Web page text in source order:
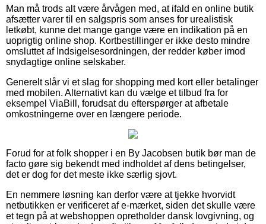
Man må trods alt være årvågen med, at ifald en online butik
afsætter varer til en salgspris som anses for urealistisk
letkøbt, kunne det mange gange være en indikation på en
uoprigtig online shop. Kortbestillinger er ikke desto mindre
omsluttet af Indsigelsesordningen, der redder køber imod
snydagtige online selskaber.
Generelt slår vi et slag for shopping med kort eller betalinger
med mobilen. Alternativt kan du vælge et tilbud fra for
eksempel ViaBill, forudsat du efterspørger at afbetale
omkostningerne over en længere periode.
Forud for at folk shopper i en By Jacobsen butik bør man de
facto gøre sig bekendt med indholdet af dens betingelser,
det er dog for det meste ikke særlig sjovt.
En nemmere løsning kan derfor være at tjekke hvorvidt
netbutikken er verificeret af e-mærket, siden det skulle være
et tegn på at webshoppen opretholder dansk lovgivning, og